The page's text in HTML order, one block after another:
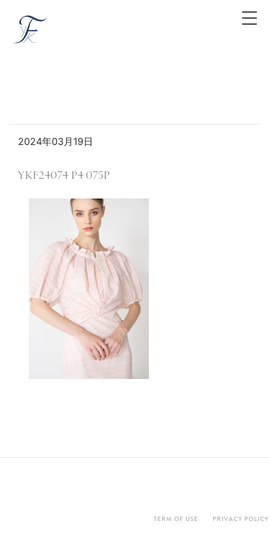
2024年03月19日
YKF24074 P4 075P
TERM OF USE PRIVACY POLICY